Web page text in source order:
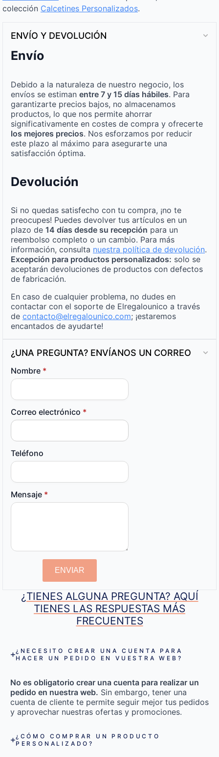
colección Calcetines Personalizados.
ENVÍO Y DEVOLUCIÓN
Envío
Debido a la naturaleza de nuestro negocio, los
envíos se estiman entre 7 y 15 días hábiles. Para
garantizarte precios bajos, no almacenamos
productos, lo que nos permite ahorrar
significativamente en costes de compra y ofrecerte
los mejores precios. Nos esforzamos por reducir
este plazo al máximo para asegurarte una
satisfacción óptima.
Devolución
Si no quedas satisfecho con tu compra, ¡no te
preocupes! Puedes devolver tus artículos en un
plazo de 14 días desde su recepción para un
reembolso completo o un cambio. Para más
información, consulta nuestra política de devolución.
Excepción para productos personalizados: solo se
aceptarán devoluciones de productos con defectos
de fabricación.
En caso de cualquier problema, no dudes en
contactar con el soporte de Elregalounico a través
de contacto@elregalounico.com; ¡estaremos
encantados de ayudarte!
¿UNA PREGUNTA? ENVÍANOS UN CORREO
Nombre *
Correo electrónico *
Teléfono
Mensaje *
ENVIAR
¿TIENES ALGUNA PREGUNTA? AQUÍ
TIENES LAS RESPUESTAS MÁS
FRECUENTES
¿NECESITO CREAR UNA CUENTA PARA
HACER UN PEDIDO EN VUESTRA WEB?
No es obligatorio crear una cuenta para realizar un
pedido en nuestra web. Sin embargo, tener una
cuenta de cliente te permite seguir mejor tus pedidos
y aprovechar nuestras ofertas y promociones.
¿CÓMO COMPRAR UN PRODUCTO
PERSONALIZADO?